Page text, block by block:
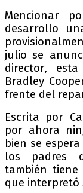
Mencionar
desarrollo
julio se
director,
Bradley
frente del
Escrita por
por ahora
bien se
los padres
también
que interpretó